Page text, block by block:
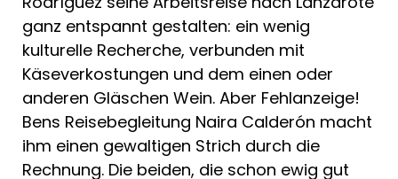
ganz entspannt gestalten: ein wenig
kulturelle Recherche, verbunden mit
Käseverkostungen und dem einen oder
anderen Gläschen Wein. Aber Fehlanzeige!
Bens Reisebegleitung Naira Calderón macht
ihm einen gewaltigen Strich durch die
Rechnung. Die beiden, die schon ewig gut